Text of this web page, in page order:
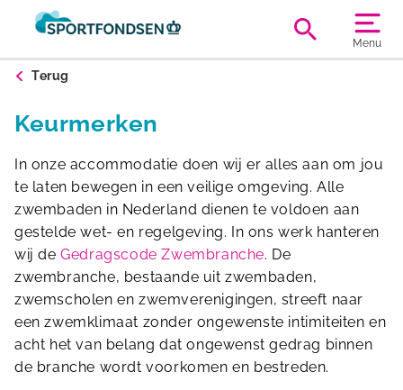
Menu
Terug
Keurmerken
In onze accommodatie doen wij er alles aan om jou
te laten bewegen in een veilige omgeving. Alle
zwembaden in Nederland dienen te voldoen aan
gestelde wet- en regelgeving. In ons werk hanteren
wij deGedragscode Zwembranche. De
zwembranche, bestaande uit zwembaden,
zwemscholen en zwemverenigingen, streeft naar
een zwemklimaat zonder ongewenste intimiteiten en
acht het van belang dat ongewenst gedrag binnen
de branche wordt voorkomen en bestreden.